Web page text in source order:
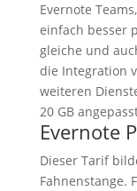
Evernote
einfach besser
gleiche und
die Integration
weiteren
20 GB
Evernote
Dieser Tarif
Fahnenstange.